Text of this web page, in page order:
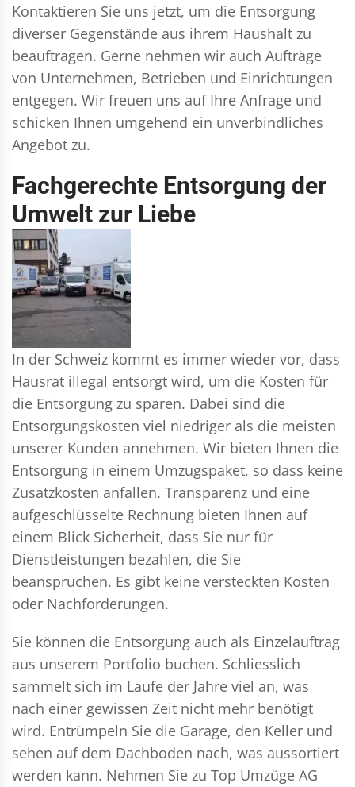
Kontaktieren Sie uns jetzt, um die Entsorgung
diverser Gegenstände aus ihrem Haushalt zu
beauftragen. Gerne nehmen wir auch Aufträge
von Unternehmen, Betrieben und Einrichtungen
entgegen. Wir freuen uns auf Ihre Anfrage und
schicken Ihnen umgehend ein unverbindliches
Angebot zu.
Fachgerechte Entsorgung der
Umwelt zur Liebe
In der Schweiz kommt es immer wieder vor, dass
Hausrat illegal entsorgt wird, um die Kosten für
die Entsorgung zu sparen. Dabei sind die
Entsorgungskosten viel niedriger als die meisten
unserer Kunden annehmen. Wir bieten Ihnen die
Entsorgung in einem Umzugspaket, so dass keine
Zusatzkosten anfallen. Transparenz und eine
aufgeschlüsselte Rechnung bieten Ihnen auf
einem Blick Sicherheit, dass Sie nur für
Dienstleistungen bezahlen, die Sie
beanspruchen. Es gibt keine versteckten Kosten
oder Nachforderungen.
Sie können die Entsorgung auch als Einzelauftrag
aus unserem Portfolio buchen. Schliesslich
sammelt sich im Laufe der Jahre viel an, was
nach einer gewissen Zeit nicht mehr benötigt
wird. Entrümpeln Sie die Garage, den Keller und
sehen auf dem Dachboden nach, was aussortiert
werden kann. Nehmen Sie zu Top Umzüge AG